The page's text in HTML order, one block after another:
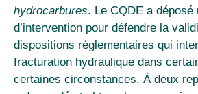
hydrocarbures. Le CQDE a déposé
d’intervention pour défendre la
dispositions réglementaires qui
fracturation hydraulique dans
certaines circonstances. À deux